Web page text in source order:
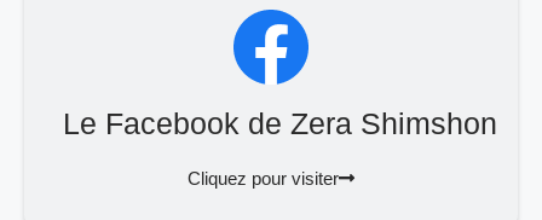
Le Facebook de Zera Shimshon
Cliquez pour visiter